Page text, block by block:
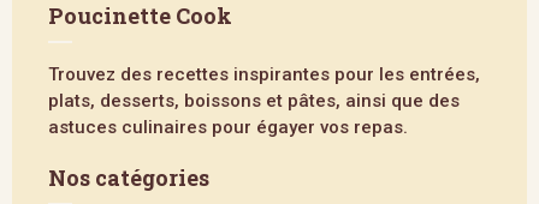
Poucinette Cook
Trouvez des recettes inspirantes pour les entrées,
plats, desserts, boissons et pâtes, ainsi que des
astuces culinaires pour égayer vos repas.
Nos catégories